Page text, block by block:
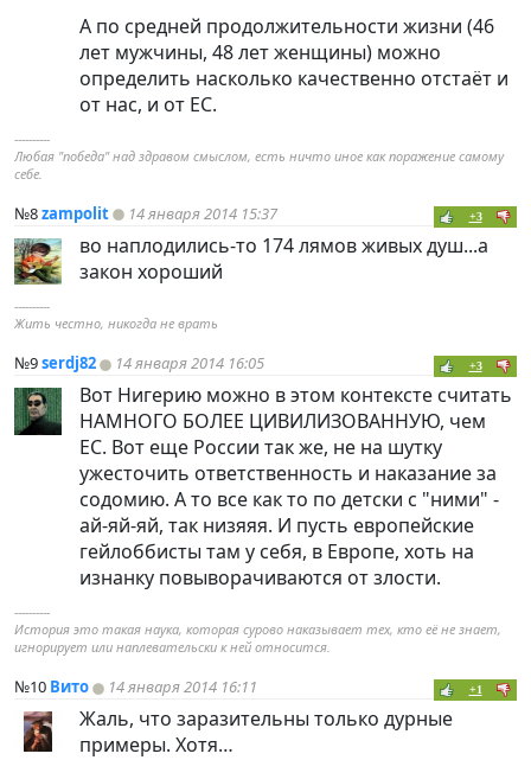
А по средней продолжительности жизни (46
лет мужчины, 48 лет женщины) можно
определить насколько качественно отстаёт и
от нас, и от ЕС.
----------
Любая "победа" над здравом смыслом, есть ничто иное как поражение самому
себе.
№8zampolit 14 января 2014 15:37 +3
во наплодились-то 174 лямов живых душ...а
закон хороший
----------
Жить честно, никогда не врать
№9serdj82 14 января 2014 16:05 +3
Вот Нигерию можно в этом контексте считать
НАМНОГО БОЛЕЕ ЦИВИЛИЗОВАННУЮ, чем
ЕС. Вот еще России так же, не на шутку
ужесточить ответственность и наказание за
содомию. А то все как то по детски с "ними" -
ай-яй-яй, так низяяя. И пусть европейские
гейлоббисты там у себя, в Европе, хоть на
изнанку повыворачиваются от злости.
----------
История это такая наука, которая сурово наказывает тех, кто её не знает,
игнорирует или наплевательски к ней относится.
№10 Вито 14 января 2014 16:11 +1
Жаль, что заразительны только дурные
примеры. Хотя…